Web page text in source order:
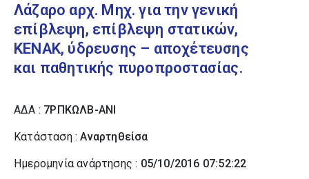
Λάζαρο αρχ. Μηχ. για την γενική
επίβλεψη, επίβλεψη στατικών,
ΚΕΝΑΚ, ύδρευσης – αποχέτευσης
και παθητικής πυροπροστασίας.
ΑΔΑ : 7ΡΠΚΩΛΒ-ΑΝΙ
Κατάσταση :Αναρτηθείσα
Ημερομηνία ανάρτησης : 05/10/2016 07:52:22